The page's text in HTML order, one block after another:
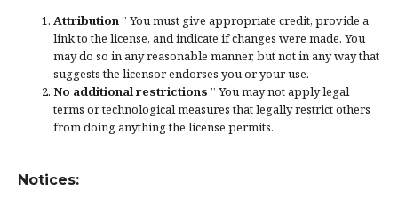
Attribution” You must give appropriate credit, provide a
link to the license, andindicate if changes were made. You
may do so in any reasonable manner, but not in any way that
suggests the licensor endorses you or your use.
No additional restrictions ” You may not apply legal
terms ortechnological measuresthat legally restrict others
from doing anything the license permits.
Notices: